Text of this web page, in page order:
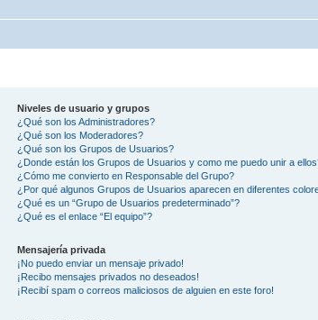
Niveles de usuario y grupos
¿Qué son los Administradores?
¿Qué son los Moderadores?
¿Qué son los Grupos de Usuarios?
¿Donde están los Grupos de Usuarios y como me puedo unir a
¿Cómo me convierto en Responsable del Grupo?
¿Por qué algunos Grupos de Usuarios aparecen en diferentes
¿Qué es un “Grupo de Usuarios predeterminado”?
¿Qué es el enlace “El equipo”?
Mensajería privada
¡No puedo enviar un mensaje privado!
¡Recibo mensajes privados no deseados!
¡Recibí spam o correos maliciosos de alguien en este foro!